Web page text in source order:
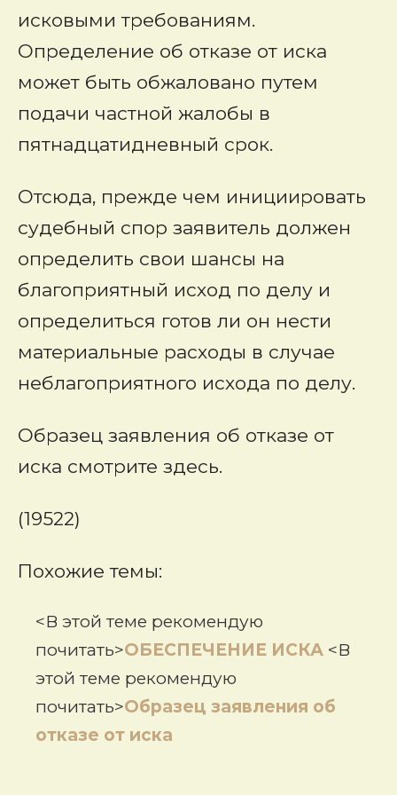
исковыми требованиям.
Определение об отказе от иска
может быть обжаловано путем
подачи частной жалобы в
пятнадцатидневный срок.
Отсюда, прежде чем инициировать
судебный спор заявитель должен
определить свои шансы на
благоприятный исход по делу и
определиться готов ли он нести
материальные расходы в случае
неблагоприятного исхода по делу.
Образец заявления об отказе от
иска смотрите здесь.
(19522)
Похожие темы:
<В этой теме рекомендую
почитать>ОБЕСПЕЧЕНИЕ ИСКА <В
этой теме рекомендую
почитать>Образец заявления об
отказе от иска